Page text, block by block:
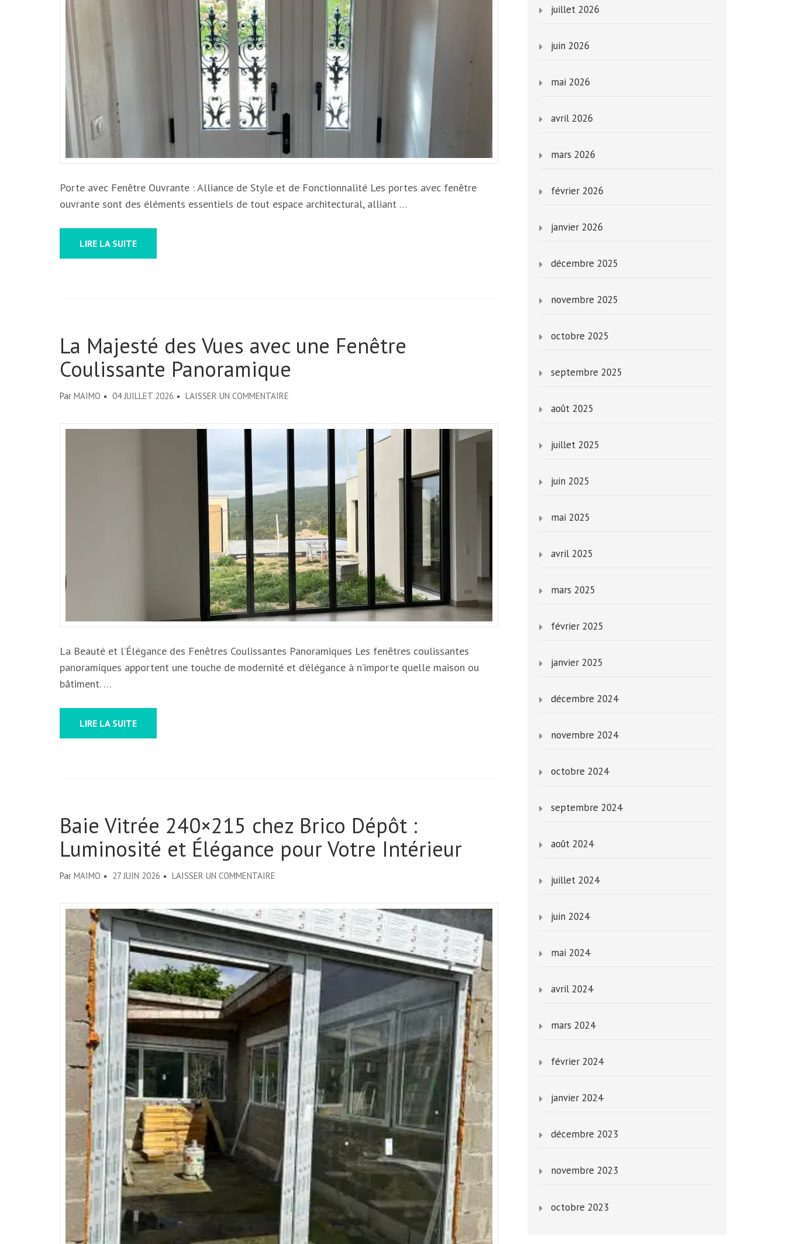
OUVRANTE,
ATOUT
VOTRE
INTÉRIEUR
Porte avec Fenêtre Ouvrante : Alliance de Style et de Fonctionnalité Les portes avec fenêtre
ouvrante sont des éléments essentiels de tout espace architectural, alliant …
LIRE LA SUITE
La Majesté des Vues avec une Fenêtre
Coulissante Panoramique
Par MAIMO 04 JUILLET 2026 LAISSER UN COMMENTAIRE
MAJESTÉ
DES
VUES
AVEC
UNE
FENÊTRE
COULISSANTE
PANORAMIQUE
La Beauté et l’Élégance des Fenêtres Coulissantes Panoramiques Les fenêtres coulissantes
panoramiques apportent une touche de modernité et d’élégance à n’importe quelle maison ou
bâtiment. …
LIRE LA SUITE
Baie Vitrée 240×215 chez Brico Dépôt :
Luminosité et Élégance pour Votre Intérieur
Par MAIMO 27 JUIN 2026 LAISSER UN COMMENTAIRE
VITRÉE
240×215
CHEZ
BRICO
DÉPÔT
LUMINOSITÉ
ÉLÉGANCE
POUR
VOTRE
INTÉRIEUR
juillet 2026
juin 2026
mai 2026
avril 2026
mars 2026
février 2026
janvier 2026
décembre 2025
novembre 2025
octobre 2025
septembre 2025
août 2025
juillet 2025
juin 2025
mai 2025
avril 2025
mars 2025
février 2025
janvier 2025
décembre 2024
novembre 2024
octobre 2024
septembre 2024
août 2024
juillet 2024
juin 2024
mai 2024
avril 2024
mars 2024
février 2024
janvier 2024
décembre 2023
novembre 2023
octobre 2023